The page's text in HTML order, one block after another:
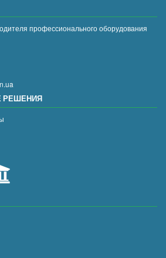
профессионального оборудования
РЕШЕНИЯ